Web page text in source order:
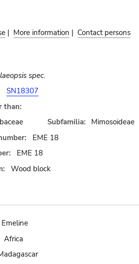
| More information | Contact persons
spec.
SN18307
than:
Subfamilia:
Mimosoideae
EME 18
EME 18
Wood block
Emeline
Africa